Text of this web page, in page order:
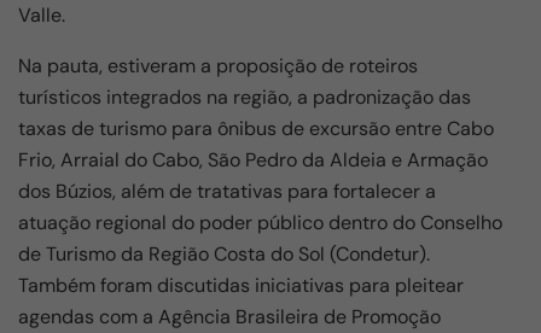
Valle.
Na pauta, estiveram a proposição de roteiros
turísticos integrados na região, a padronização das
taxas de turismo para ônibus de excursão entre Cabo
Frio, Arraial do Cabo, São Pedro da Aldeia e Armação
dos Búzios, além de tratativas para fortalecer a
atuação regional do poder público dentro do Conselho
de Turismo da Região Costa do Sol (Condetur).
Também foram discutidas iniciativas para pleitear
agendas com a Agência Brasileira de Promoção